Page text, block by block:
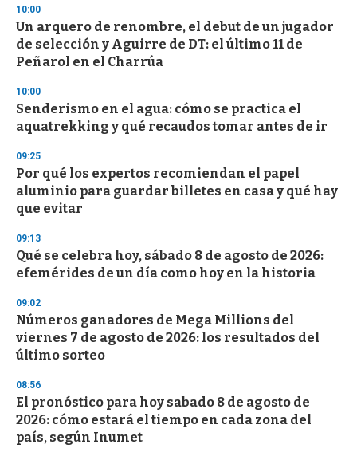
s
e
c
o
n
s
10:00
Un arquero de renombre, el debut de un jugador
de selección y Aguirre de DT: el último 11 de
Peñarol en el Charrúa
10:00
Senderismo en el agua: cómo se practica el
aquatrekking y qué recaudos tomar antes de ir
09:25
Por qué los expertos recomiendan el papel
aluminio para guardar billetes en casa y qué hay
que evitar
09:13
Qué se celebra hoy, sábado 8 de agosto de 2026:
efemérides de un día como hoy en la historia
09:02
Números ganadores de Mega Millions del
viernes 7 de agosto de 2026: los resultados del
último sorteo
08:56
El pronóstico para hoy sabado 8 de agosto de
2026: cómo estará el tiempo en cada zona del
país, según Inumet